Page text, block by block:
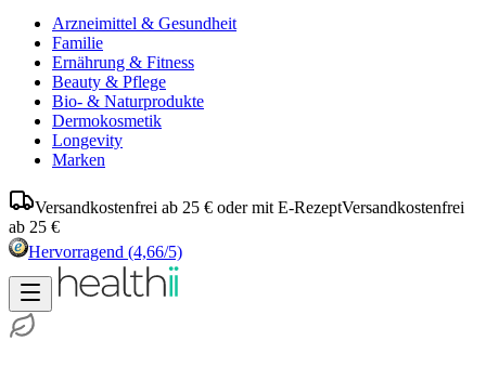
Arzneimittel & Gesundheit
Familie
Ernährung & Fitness
Beauty & Pflege
Bio- & Naturprodukte
Dermokosmetik
Longevity
Marken
Versandkostenfrei ab 25 € oder mit E-RezeptVersandkostenfrei
ab 25 €
Hervorragend (4,66/5)